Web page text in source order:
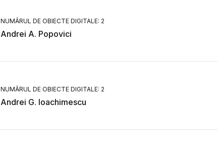
NUMĂRUL DE OBIECTE DIGITALE: 2
Andrei A. Popovici
NUMĂRUL DE OBIECTE DIGITALE: 2
Andrei G. Ioachimescu